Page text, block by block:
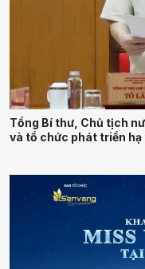
Tổng Bí thư, Chủ tịch
và tổ chức phát triển hạ